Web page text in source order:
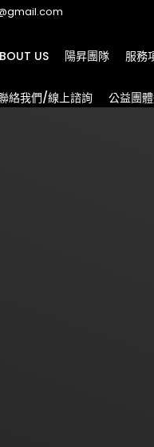
US 陽昇團隊 服務
絡我們/線上諮詢 公益團